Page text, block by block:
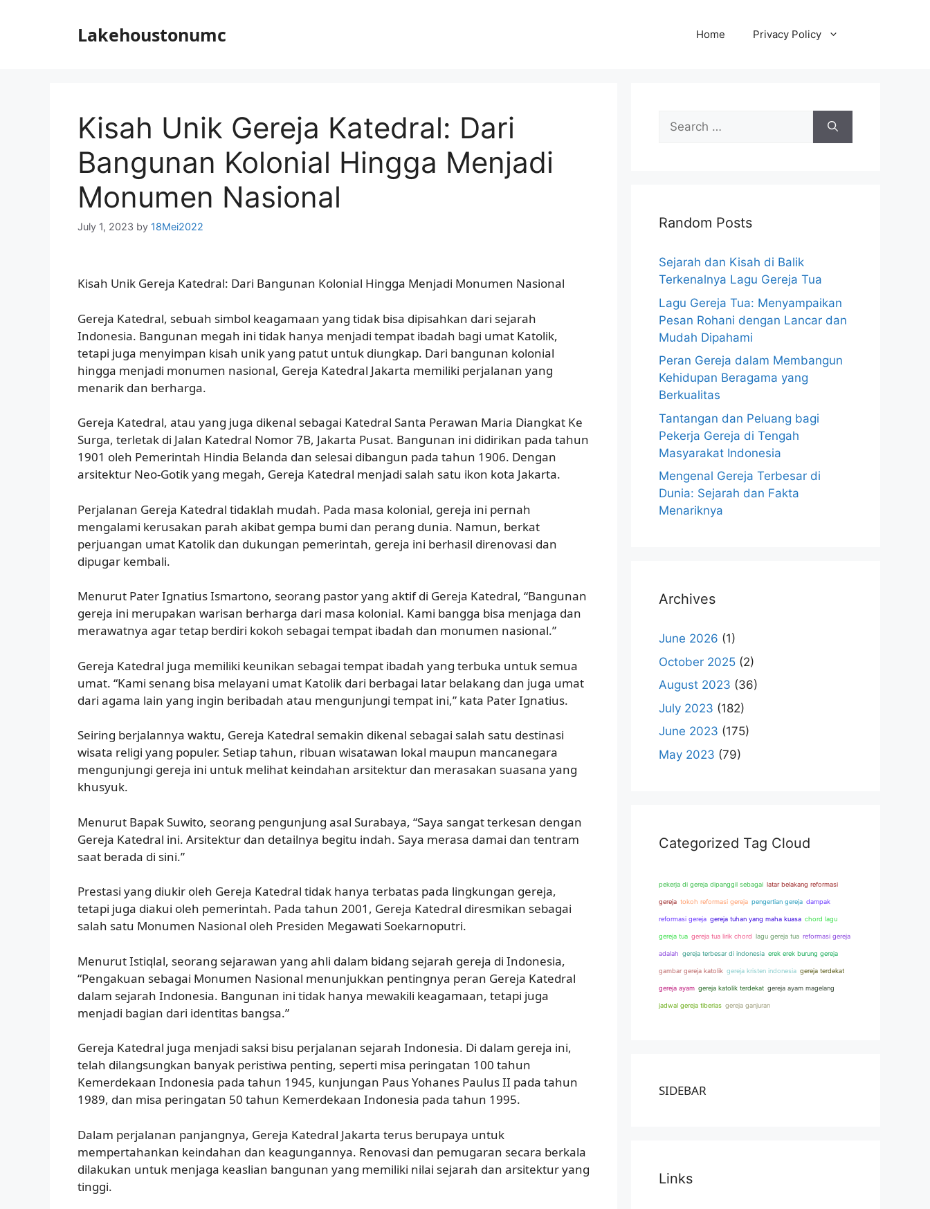
Lakehoustonumc Home Privacy Policy
Kisah Unik Gereja Katedral: Dari
Bangunan Kolonial Hingga Menjadi
Monumen Nasional
July 1, 2023 by 18Mei2022
Kisah Unik Gereja Katedral: Dari Bangunan Kolonial Hingga Menjadi Monumen Nasional
Gereja Katedral, sebuah simbol keagamaan yang tidak bisa dipisahkan dari sejarah
Indonesia. Bangunan megah ini tidak hanya menjadi tempat ibadah bagi umat Katolik,
tetapi juga menyimpan kisah unik yang patut untuk diungkap. Dari bangunan kolonial
hingga menjadi monumen nasional, Gereja Katedral Jakarta memiliki perjalanan yang
menarik dan berharga.
Gereja Katedral, atau yang juga dikenal sebagai Katedral Santa Perawan Maria Diangkat Ke
Surga, terletak di Jalan Katedral Nomor 7B, Jakarta Pusat. Bangunan ini didirikan pada tahun
1901 oleh Pemerintah Hindia Belanda dan selesai dibangun pada tahun 1906. Dengan
arsitektur Neo-Gotik yang megah, Gereja Katedral menjadi salah satu ikon kota Jakarta.
Perjalanan Gereja Katedral tidaklah mudah. Pada masa kolonial, gereja ini pernah
mengalami kerusakan parah akibat gempa bumi dan perang dunia. Namun, berkat
perjuangan umat Katolik dan dukungan pemerintah, gereja ini berhasil direnovasi dan
dipugar kembali.
Menurut Pater Ignatius Ismartono, seorang pastor yang aktif di Gereja Katedral, “Bangunan
gereja ini merupakan warisan berharga dari masa kolonial. Kami bangga bisa menjaga dan
merawatnya agar tetap berdiri kokoh sebagai tempat ibadah dan monumen nasional.”
Gereja Katedral juga memiliki keunikan sebagai tempat ibadah yang terbuka untuk semua
umat. “Kami senang bisa melayani umat Katolik dari berbagai latar belakang dan juga umat
dari agama lain yang ingin beribadah atau mengunjungi tempat ini,” kata Pater Ignatius.
Seiring berjalannya waktu, Gereja Katedral semakin dikenal sebagai salah satu destinasi
wisata religi yang populer. Setiap tahun, ribuan wisatawan lokal maupun mancanegara
mengunjungi gereja ini untuk melihat keindahan arsitektur dan merasakan suasana yang
khusyuk.
Menurut Bapak Suwito, seorang pengunjung asal Surabaya, “Saya sangat terkesan dengan
Gereja Katedral ini. Arsitektur dan detailnya begitu indah. Saya merasa damai dan tentram
saat berada di sini.”
Prestasi yang diukir oleh Gereja Katedral tidak hanya terbatas pada lingkungan gereja,
tetapi juga diakui oleh pemerintah. Pada tahun 2001, Gereja Katedral diresmikan sebagai
salah satu Monumen Nasional oleh Presiden Megawati Soekarnoputri.
Menurut Istiqlal, seorang sejarawan yang ahli dalam bidang sejarah gereja di Indonesia,
“Pengakuan sebagai Monumen Nasional menunjukkan pentingnya peran Gereja Katedral
dalam sejarah Indonesia. Bangunan ini tidak hanya mewakili keagamaan, tetapi juga
menjadi bagian dari identitas bangsa.”
Gereja Katedral juga menjadi saksi bisu perjalanan sejarah Indonesia. Di dalam gereja ini,
telah dilangsungkan banyak peristiwa penting, seperti misa peringatan 100 tahun
Kemerdekaan Indonesia pada tahun 1945, kunjungan Paus Yohanes Paulus II pada tahun
1989, dan misa peringatan 50 tahun Kemerdekaan Indonesia pada tahun 1995.
Dalam perjalanan panjangnya, Gereja Katedral Jakarta terus berupaya untuk
mempertahankan keindahan dan keagungannya. Renovasi dan pemugaran secara berkala
dilakukan untuk menjaga keaslian bangunan yang memiliki nilai sejarah dan arsitektur yang
tinggi.
Search
for:
Random Posts
Sejarah dan Kisah di Balik
Terkenalnya Lagu Gereja Tua
Lagu Gereja Tua: Menyampaikan
Pesan Rohani dengan Lancar dan
Mudah Dipahami
Peran Gereja dalam Membangun
Kehidupan Beragama yang
Berkualitas
Tantangan dan Peluang bagi
Pekerja Gereja di Tengah
Masyarakat Indonesia
Mengenal Gereja Terbesar di
Dunia: Sejarah dan Fakta
Menariknya
Archives
June 2026 (1)
October 2025 (2)
August 2023 (36)
July 2023 (182)
June 2023 (175)
May 2023 (79)
Categorized Tag Cloud
pekerja di gereja dipanggil sebagai latar belakang reformasi
gereja tokoh reformasi gereja pengertian gereja dampak
reformasi gereja gereja tuhan yang maha kuasa chord lagu
gereja tua gereja tua lirik chord lagu gereja tua reformasi gereja
adalah gereja terbesar di indonesia erek erek burung gereja
gambar gereja katolik gereja kristen indonesia gereja terdekat
gereja ayam gereja katolik terdekat gereja ayam magelang
jadwal gereja tiberias gereja ganjuran
SIDEBAR
Links